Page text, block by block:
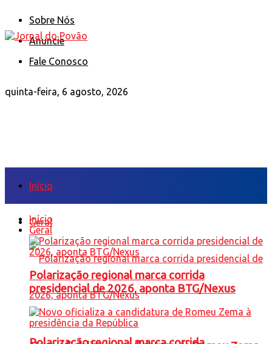
Sobre Nós
Anuncie
Fale Conosco
quinta-feira, 6 agosto, 2026
Início
Geral
Início
Geral
Polarização regional marca corrida
presidencial de 2026, aponta BTG/Nexus